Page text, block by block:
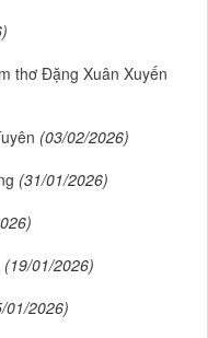
thơ Đặng Xuân Xuyến
(03/02/2026)
(31/01/2026)
(19/01/2026)
01/2026)